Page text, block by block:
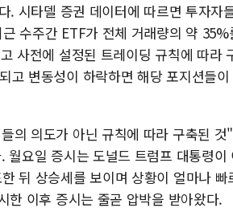
. 시타델 증권 데이터에 따르면 투자자
수주간 ETF가 전체 거래량의 약 35%
사전에 설정된 트레이딩 규칙에 따라
고 변동성이 하락하면 해당 포지션들
의 의도가 아닌 규칙에 따라 구축된
요일 증시는 도널드 트럼프 대통령이
뒤 상승세를 보이며 상황이 얼마나 빠
한 이후 증시는 줄곧 압박을 받아왔다.